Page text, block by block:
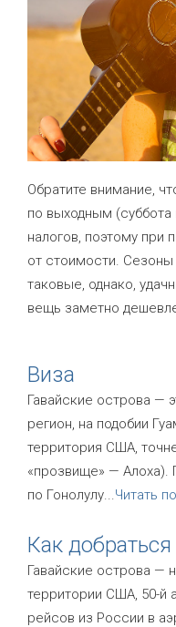
Обратите внимание,
по выходным
налогов, поэтому при
от стоимости. Сезоны
таковые, однако,
вещь заметно
Виза
Гавайские острова —
регион, на подобии
территория США,
«прозвище» — Алоха).
по Гонолулу...Читать
Как добраться
Гавайские острова —
территории США, 50-й
рейсов из России в